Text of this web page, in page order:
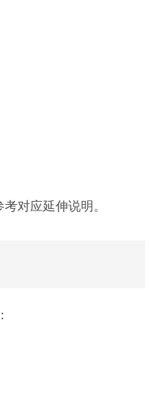
考对应延伸说明。